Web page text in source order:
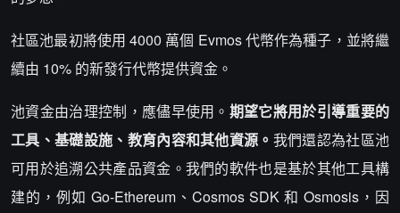
社區池最初將使用 4000 萬個 Evmos 代幣作為種子，並將繼
續由 10% 的新發行代幣提供資金。
池資金由治理控制，應儘早使用。 期望它將用於引導重要的
工具、基礎設施、教育內容和其他資源。 我們還認為社區池
可用於追溯公共產品資金。我們的軟件也是基於其他工具構
建的，例如 Go-Ethereum、Cosmos SDK 和 Osmosis，因